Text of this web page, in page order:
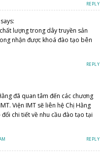
REPLY
says:
lượng trong dây truyền sản
nhận được khoá đào tạo bên
REPLY
đã quan tâm đến các chương
Viện IMT sẽ liên hệ Chị Hằng
chi tiết về nhu cầu đào tạo tại
REPLY